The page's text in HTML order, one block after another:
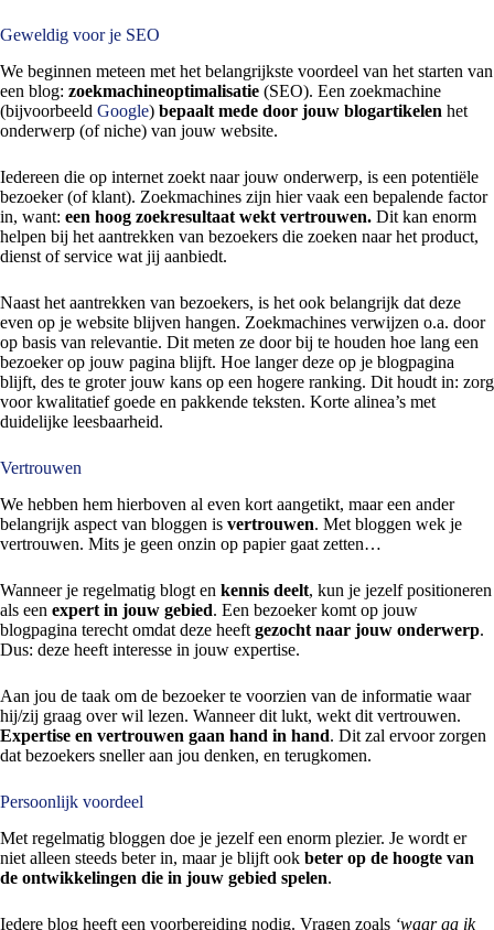
Geweldig voor je SEO
We beginnen meteen met het belangrijkste voordeel van het starten van
een blog: zoekmachineoptimalisatie (SEO). Een zoekmachine
(bijvoorbeeld Google) bepaalt mede door jouw blogartikelen het
onderwerp (of niche) van jouw website.
Iedereen die op internet zoekt naar jouw onderwerp, is een potentiële
bezoeker (of klant). Zoekmachines zijn hier vaak een bepalende factor
in, want: een hoog zoekresultaat wekt vertrouwen. Dit kan enorm
helpen bij het aantrekken van bezoekers die zoeken naar het product,
dienst of service wat jij aanbiedt.
Naast het aantrekken van bezoekers, is het ook belangrijk dat deze
even op je website blijven hangen. Zoekmachines verwijzen o.a. door
op basis van relevantie. Dit meten ze door bij te houden hoe lang een
bezoeker op jouw pagina blijft. Hoe langer deze op je blogpagina
blijft, des te groter jouw kans op een hogere ranking. Dit houdt in: zorg
voor kwalitatief goede en pakkende teksten. Korte alinea’s met
duidelijke leesbaarheid.
Vertrouwen
We hebben hem hierboven al even kort aangetikt, maar een ander
belangrijk aspect van bloggen is vertrouwen. Met bloggen wek je
vertrouwen. Mits je geen onzin op papier gaat zetten…
Wanneer je regelmatig blogt en kennis deelt, kun je jezelf positioneren
als een expert in jouw gebied. Een bezoeker komt op jouw
blogpagina terecht omdat deze heeft gezocht naar jouw onderwerp.
Dus: deze heeft interesse in jouw expertise.
Aan jou de taak om de bezoeker te voorzien van de informatie waar
hij/zij graag over wil lezen. Wanneer dit lukt, wekt dit vertrouwen.
Expertise en vertrouwen gaan hand in hand. Dit zal ervoor zorgen
dat bezoekers sneller aan jou denken, en terugkomen.
Persoonlijk voordeel
Met regelmatig bloggen doe je jezelf een enorm plezier. Je wordt er
niet alleen steeds beter in, maar je blijft ook beter op de hoogte van
de ontwikkelingen die in jouw gebied spelen.
Iedere blog heeft een voorbereiding nodig. Vragen zoals ‘waar ga ik